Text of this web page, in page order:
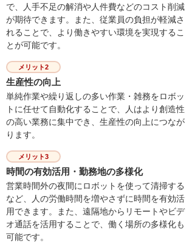
で、人手不足の解消や人件費などのコスト削減
が期待できます。また、従業員の負担が軽減さ
れることで、より働きやすい環境を実現するこ
とが可能です。
メリット2
生産性の向上
単純作業や繰り返しの多い作業・雑務をロボッ
トに任せて自動化することで、人はより創造性
の高い業務に集中でき、生産性の向上につなが
ります。
メリット3
時間の有効活用・勤務地の多様化
営業時間外の夜間にロボットを使って清掃する
など、人の労働時間を増やさずに時間を有効活
用できます。また、遠隔地からリモートやビデ
オ通話を活用することで、働く場所の多様化も
可能です。